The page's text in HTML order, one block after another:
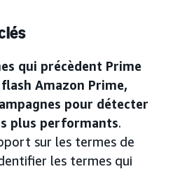
qui précèdent Prime
Amazon Prime,
pour détecter
plus performants.
sur les termes de
les termes qui